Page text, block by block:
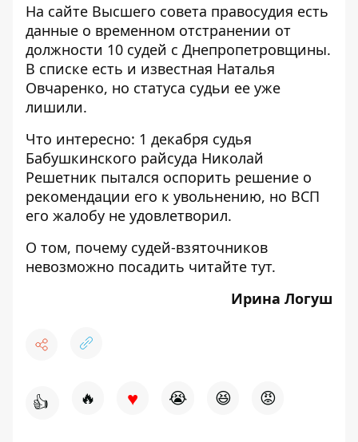
На сайте Высшего совета правосудия есть
данные о временном отстранении от
должности 10 судей с Днепропетровщины.
В списке есть и известная Наталья
Овчаренко, но статуса судьи ее уже
лишили.
Что интересно: 1 декабря судья
Бабушкинского райсуда Николай
Решетник пытался оспорить решение о
рекомендации его к увольнению, но ВСП
его жалобу не удовлетворил.
О том, почему судей-взяточников
невозможно посадить читайте тут.
Ирина Логуш
👍 🔥 ♥ 😭 😆 😡